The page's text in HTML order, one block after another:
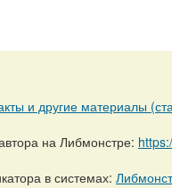
и другие материалы
на Либмонстре:
в системах: